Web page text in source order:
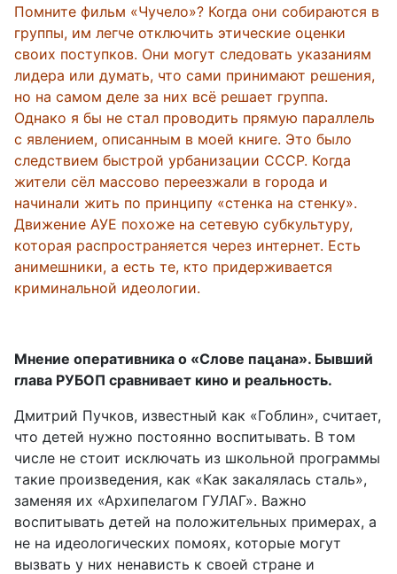
Помните фильм «Чучело»? Когда они собираются в
группы, им легче отключить этические оценки
своих поступков. Они могут следовать указаниям
лидера или думать, что сами принимают решения,
но на самом деле за них всё решает группа.
Однако я бы не стал проводить прямую параллель
с явлением, описанным в моей книге. Это было
следствием быстрой урбанизации СССР. Когда
жители сёл массово переезжали в города и
начинали жить по принципу «стенка на стенку».
Движение АУЕ похоже на сетевую субкультуру,
которая распространяется через интернет. Есть
анимешники, а есть те, кто придерживается
криминальной идеологии.
Мнение оперативника о «Слове пацана». Бывший
глава РУБОП сравнивает кино и реальность.
Дмитрий Пучков, известный как «Гоблин», считает,
что детей нужно постоянно воспитывать. В том
числе не стоит исключать из школьной программы
такие произведения, как «Как закалялась сталь»,
заменяя их «Архипелагом ГУЛАГ». Важно
воспитывать детей на положительных примерах, а
не на идеологических помоях, которые могут
вызвать у них ненависть к своей стране и